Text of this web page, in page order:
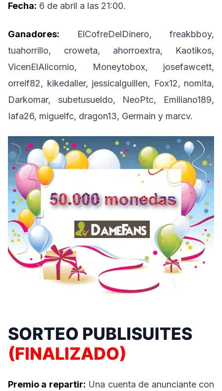
Fecha: 6 de abril a las 21:00.
Ganadores: ElCofreDelDinero, freakbboy,
tuahorrillo, croweta, ahorroextra, Kaotikos,
VicenElAlicornio, Moneytobox, josefawcett,
orreif82, kikedaller, jessicalguillen, Fox12, nomita,
Darkomar, subetusueldo, NeoPtc, Emiliano189,
Iafa26, miguelfc, dragon13, Germain y marcv.
SORTEO PUBLISUITES
(FINALIZADO)
Premio a repartir: Una cuenta de anunciante con